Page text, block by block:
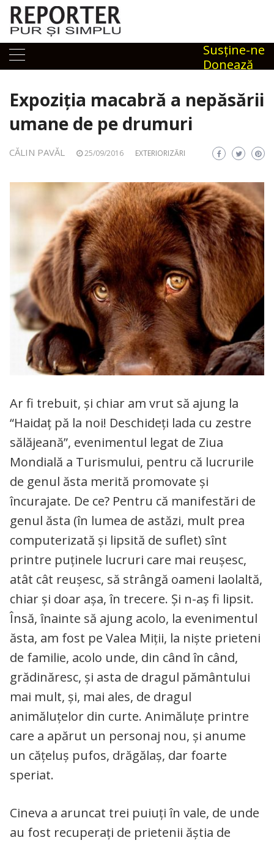
Skip
content
Susţine-ne
Donează
Expoziția macabră a nepăsării
umane de pe drumuri
CĂLIN PAVĂL 25/09/2016 EXTERIORIZĂRI
Ar fi trebuit, și chiar am vrut să ajung la
“Haidaţ pă la noi! Deschideţi lada cu zestre
sălăjeană”, evenimentul legat de Ziua
Mondială a Turismului, pentru că lucrurile
de genul ăsta merită promovate și
încurajate. De ce? Pentru că manifestări de
genul ăsta (în lumea de astăzi, mult prea
computerizată și lipsită de suflet) sînt
printre puținele lucruri care mai reușesc,
atât cât reușesc, să strângă oameni laolaltă,
chiar și doar așa, în trecere. Și n-aș fi lipsit.
Însă, înainte să ajung acolo, la evenimentul
ăsta, am fost pe Valea Miții, la niște prieteni
de familie, acolo unde, din când în când,
grădinăresc, și asta de dragul pământului
mai mult, și, mai ales, de dragul
animăluțelor din curte. Animăluțe printre
care a apărut un personaj nou, și anume
un cățeluș pufos, drăgălaș, dar foarte
speriat.
Cineva a aruncat trei puiuți în vale, de unde
au fost recuperați de prietenii ăștia de